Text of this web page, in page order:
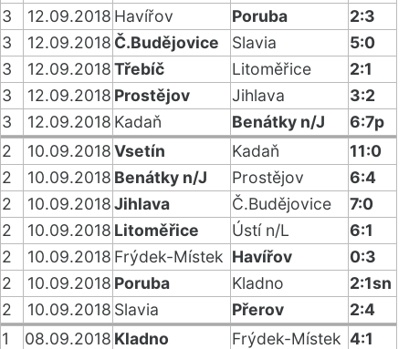
3
12.09.2018 Havířov Poruba
2:3
3
12.09.2018 Č.Budějovice Slavia
5:0
3
12.09.2018Třebíč Litoměřice
2:1
3
12.09.2018 Prostějov Jihlava
3:2
3
12.09.2018 Kadaň Benátky n/J
6:7p
2
10.09.2018Vsetín Kadaň
11:0
2
10.09.2018 Benátky n/J Prostějov
6:4
2
10.09.2018Jihlava Č.Budějovice
7:0
2
10.09.2018 Litoměřice Ústí n/L
6:1
2
10.09.2018 Frýdek-Místek Havířov
0:3
2
10.09.2018 Poruba Kladno
2:1sn
2
10.09.2018 Slavia Přerov
2:4
1
08.09.2018 Kladno Frýdek-Místek 4:1